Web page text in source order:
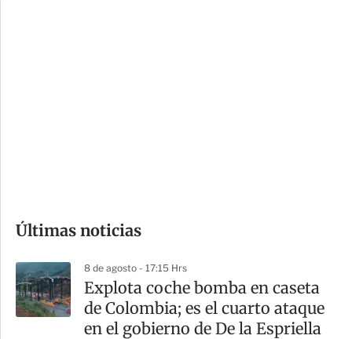
m
a
r
t
Últimas noticias
8 de agosto - 17:15 Hrs
Explota coche bomba en caseta
de Colombia; es el cuarto ataque
en el gobierno de De la Espriella